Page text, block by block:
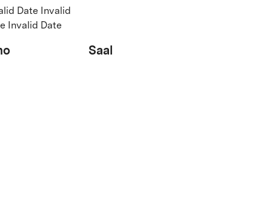
Date Invalid
Invalid Date
Saal